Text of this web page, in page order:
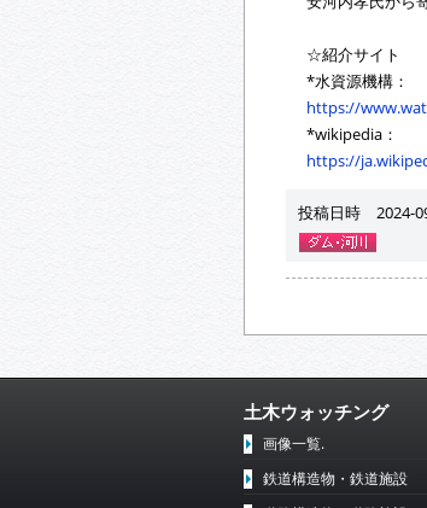
☆紹介サイト
*水資源機構：
https://
*wikipedia：
https://
投稿日時 2024-
土木ウォッチング
画像一覧.
鉄道構造物・鉄道施設